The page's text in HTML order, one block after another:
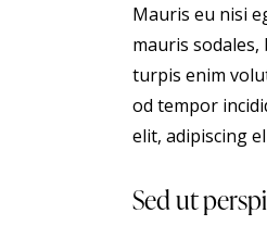
Mauris eu nisi
mauris
turpis enim
od tempor
elit, adipiscing
Sed ut